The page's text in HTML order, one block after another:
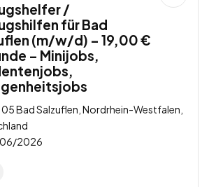
/
für Bad
(m/w/d) – 19,00 €
– Minijobs,
Bad Salzuflen, Nordrhein-Westfalen,
2026